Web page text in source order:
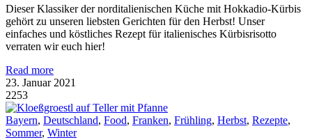
Dieser Klassiker der norditalienischen Küche mit Hokkadio-Kürbis
gehört zu unseren liebsten Gerichten für den Herbst! Unser
einfaches und köstliches Rezept für italienisches Kürbisrisotto
verraten wir euch hier!
Read more
23. Januar 2021
2253
Bayern, Deutschland, Food, Franken, Frühling, Herbst, Rezepte,
Sommer, Winter